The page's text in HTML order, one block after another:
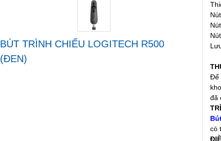
BÚT TRÌNH CHIẾU LOGITECH R500
(ĐEN)
Để
đã
có